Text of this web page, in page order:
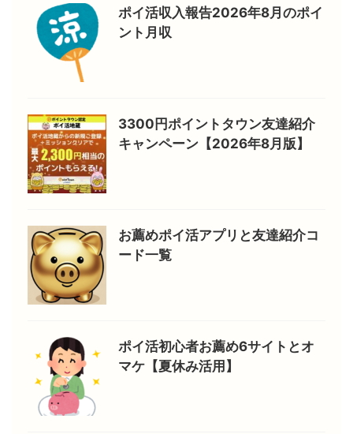
ポイ活収入報告2026年8月のポイ
ント月収
3300円ポイントタウン友達紹介
キャンペーン【2026年8月版】
お薦めポイ活アプリと友達紹介コ
ード一覧
ポイ活初心者お薦め6サイトとオ
マケ【夏休み活用】